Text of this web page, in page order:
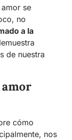
se
no
a la
de nuestra
cómo
nos